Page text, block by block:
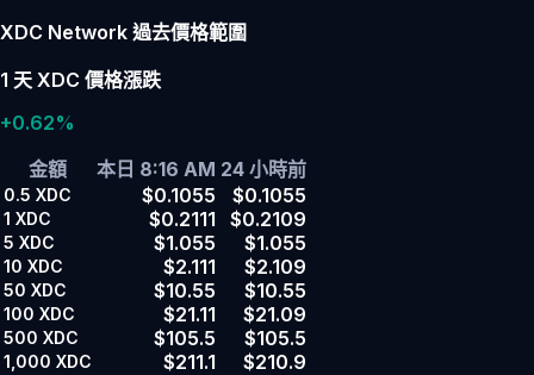
XDC Network 過去價格範圍
1 天 XDC 價格漲跌
+0.62%
金額
本日 8:16 AM 24 小時前
0.5 XDC $0.1055 $0.1055
1 XDC $0.2111 $0.2109
5 XDC $1.055 $1.055
10 XDC $2.111 $2.109
50 XDC $10.55 $10.55
100 XDC $21.11 $21.09
500 XDC $105.5 $105.5
1,000 XDC $211.1
$210.9